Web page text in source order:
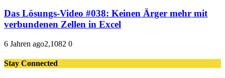
Das Lösungs-Video #038: Keinen Ärger mehr mit
verbundenen Zellen in Excel
6 Jahren ago2,1082 0
Stay Connected